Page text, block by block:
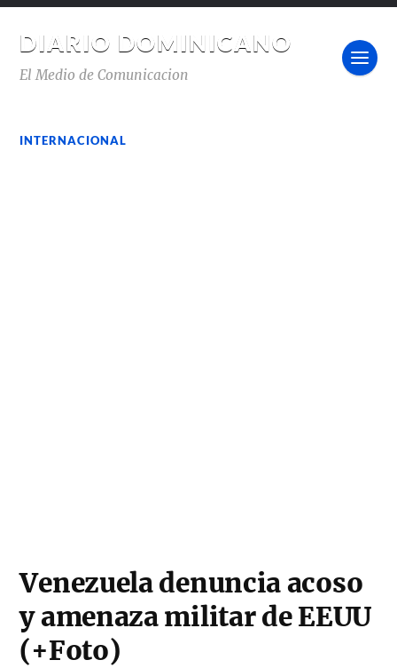
DIARIO DOMINICANO
El Medio de Comunicacion
INTERNACIONAL
Venezuela denuncia acoso
y amenaza militar de EEUU
(+Foto)